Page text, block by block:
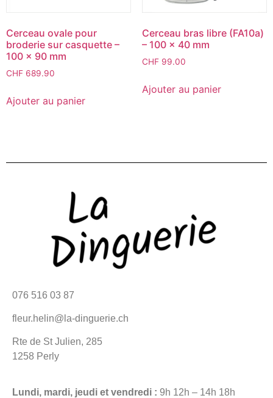
Cerceau ovale pour
broderie sur casquette –
100 x 90 mm
CHF 689.90
Ajouter au panier
Cerceau bras libre (FA10a)
– 100 x 40 mm
CHF99.00
Ajouter au panier
076 516 03 87
fleur.helin@la-dinguerie.ch
Rte de St Julien, 285
1258 Perly
Lundi, mardi, jeudi et vendredi : 9h 12h – 14h 18h